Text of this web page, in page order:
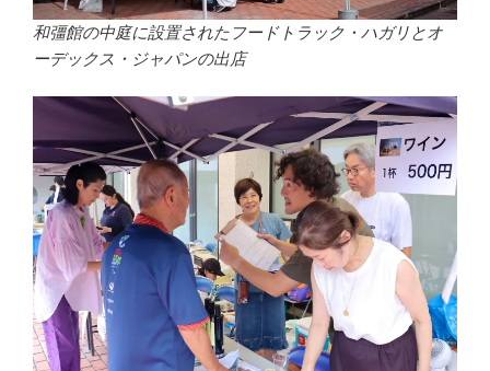
和彊館の中庭に設置されたフードトラック・ハガリとオ
ーデックス・ジャパンの出店